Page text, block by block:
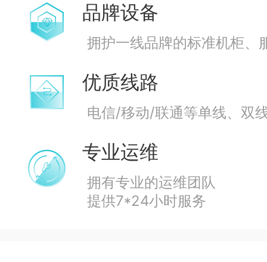
品牌设备
拥护一线品牌的标准机柜、
优质线路
电信/移动/联通等单线、双
专业运维
拥有专业的运维团队
提供7*24小时服务